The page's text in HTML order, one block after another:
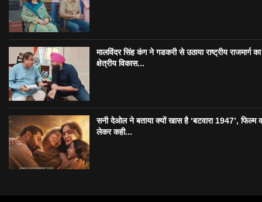
मालविंदर सिंह कंग ने गडकरी से उठाया राष्ट्रीय राजमार्ग का
क्षेत्रीय विकास...
सनी देओल ने बताया क्यों खास है ‘बटवारा 1947’, फिल्म
लेकर कही...